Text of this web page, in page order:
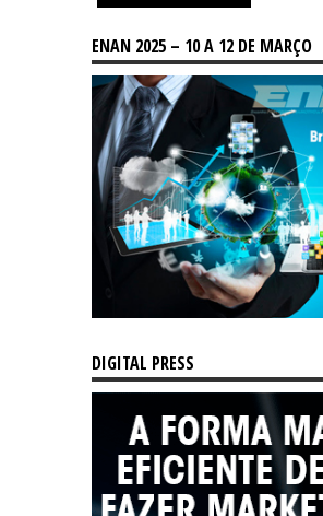
ENAN 2025 – 10 A 12 DE MARÇO
DIGITAL PRESS